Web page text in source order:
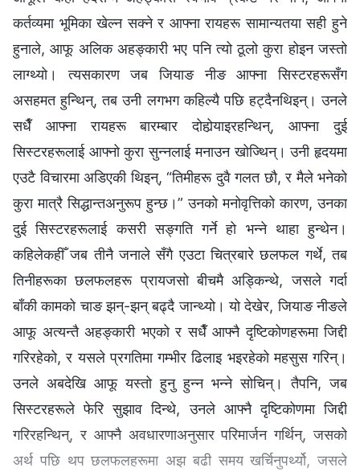
कर्तव्यमा भूमिका खेल्न सक्ने र आफ्ना रायहरू सामान्यतया सही हुने
हुनाले, आफू अलिक अहङ्कारी भए पनि त्यो ठूलो कुरा होइन जस्तो
लाग्थ्यो। त्यसकारण जब जियाङ नीङ आफ्ना सिस्टरहरूसँग
असहमत हुन्थिन्, तब उनी लगभग कहिल्यै पछि हट्दैनथिइन्। उनले
सधैँ आफ्ना रायहरू बारम्बार दोहोर्‍याइरहन्थिन्, आफ्ना दुई
सिस्टरहरूलाई आफ्नो कुरा सुन्‍नलाई मनाउन खोज्थिन्। उनी हृदयमा
एउटै विचारमा अडिएकी थिइन्, “तिमीहरू दुवै गलत छौ, र मैले भनेको
कुरा मात्रै सिद्धान्तअनुरूप हुन्छ।” उनको मनोवृत्तिको कारण, उनका
दुई सिस्टरहरूलाई कसरी सङ्गति गर्ने हो भन्‍ने थाहा हुन्थेन।
कहिलेकहीँ जब तीनै जनाले सँगै एउटा चित्रबारे छलफल गर्थे, तब
तिनीहरूका छलफलहरू प्रायजसो बीचमै अड्किन्थे, जसले गर्दा
बाँकी कामको चाङ झन्-झन् बढ्दै जान्थ्यो। यो देखेर, जियाङ नीङले
आफू अत्यन्तै अहङ्कारी भएको र सधैँ आफ्नै दृष्टिकोणहरूमा जिद्दी
गरिरहेको, र यसले प्रगतिमा गम्भीर ढिलाइ भइरहेको महसुस गरिन्।
उनले अबदेखि आफू यस्तो हुनु हुन्न भन्‍ने सोचिन्। तैपनि, जब
सिस्टरहरूले फेरि सुझाव दिन्थे, उनले आफ्नै दृष्टिकोणमा जिद्दी
गरिरहन्थिन्, र आफ्नै अवधारणाअनुसार परिमार्जन गर्थिन्, जसको
अर्थ पछि थप छलफलहरूमा अझ बढी समय खर्चिनुपर्थ्यो, जसले